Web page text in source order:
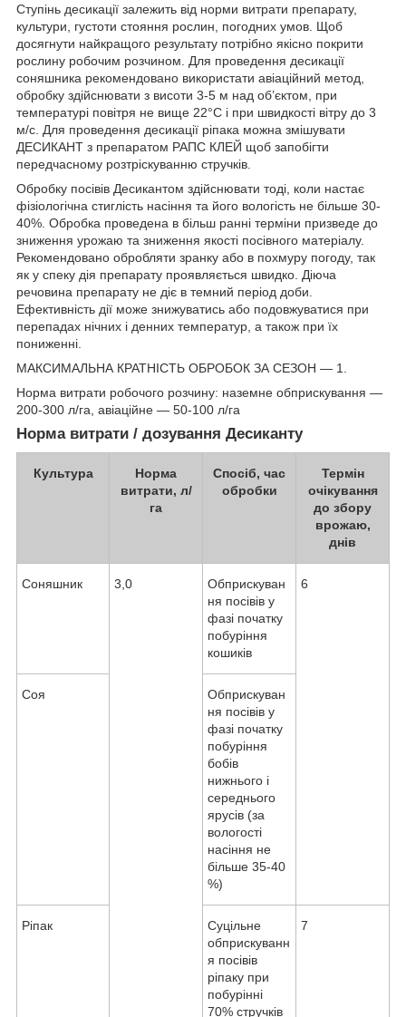
Ступінь десикації залежить від норми витрати препарату,
культури, густоти стояння рослин, погодних умов. Щоб
досягнути найкращого результату потрібно якісно покрити
рослину робочим розчином. Для проведення десикації
соняшника рекомендовано використати авіаційний метод,
обробку здійснювати з висоти 3-5 м над об’єктом, при
температурі повітря не вище 22°С і при швидкості вітру до 3
м/с. Для проведення десикації ріпака можна змішувати
ДЕСИКАНТ з препаратом РАПС КЛЕЙ щоб запобігти
передчасному розтріскуванню стручків.
Обробку посівів Десикантом здійснювати тоді, коли настає
фізіологічна стиглість насіння та його вологість не більше 30-
40%. Обробка проведена в більш ранні терміни призведе до
зниження урожаю та зниження якості посівного матеріалу.
Рекомендовано обробляти зранку або в похмуру погоду, так
як у спеку дія препарату проявляється швидко. Діюча
речовина препарату не діє в темний період доби.
Ефективність дії може знижуватись або подовжуватися при
перепадах нічних і денних температур, а також при їх
пониженні.
МАКСИМАЛЬНА КРАТНІСТЬ ОБРОБОК ЗА СЕЗОН — 1.
Норма витрати робочого розчину: наземне обприскування —
200-300 л/га, авіаційне — 50-100 л/га
Норма витрати / дозування Десиканту
Культура
Норма
витрати, л/
га
Спосіб, час
обробки
Термін
очікування
до збору
врожаю,
днів
Соняшник 3,0
Обприскуван
ня посівів у
фазі початку
побуріння
кошиків
6
Соя
Обприскуван
ня посівів у
фазі початку
побуріння
бобів
нижнього і
середнього
ярусів (за
вологості
насіння не
більше 35-40
%)
Ріпак
Суцільне
обприскуванн
я посівів
ріпаку при
побурінні
70% стручків
7